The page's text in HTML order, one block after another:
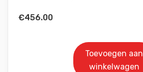
€456.00
Toevoegen aan
winkelwagen